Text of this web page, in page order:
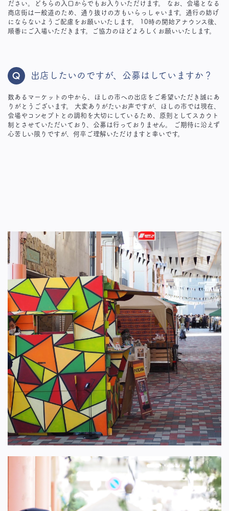
ださい。どちらの入口からでもお入りいただけます。 なお、会場となる
商店街は一般道のため、通り抜けの方もいらっしゃいます。通行の妨げ
にならないようご配慮をお願いいたします。 10時の開始アナウンス後、
順番にご入場いただきます。ご協力のほどよろしくお願いいたします。
出店したいのですが、公募はしていますか？
数あるマーケットの中から、ほしの市への出店をご希望いただき誠にあ
りがとうございます。 大変ありがたいお声ですが、ほしの市では現在、
会場やコンセプトとの調和を大切にしているため、原則としてスカウト
制とさせていただいており、公募は行っておりません。 ご期待に沿えず
心苦しい限りですが、何卒ご理解いただけますと幸いです。